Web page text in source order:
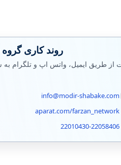
روند کاری
از طریق ایمیل، واتس اپ و تلگرام به
info@modir-shabake.com
aparat.com/farzan_network
22010430-22058406